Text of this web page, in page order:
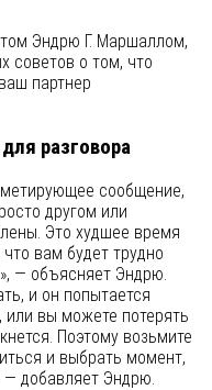
Эндрю Г. Маршаллом,
советов о том, что
партнер
разговора
сообщение,
другом или
Это худшее время
вам будет трудно
— объясняет Эндрю.
и он попытается
вы можете потерять
Поэтому возьмите
и выбрать момент,
— добавляет Эндрю.